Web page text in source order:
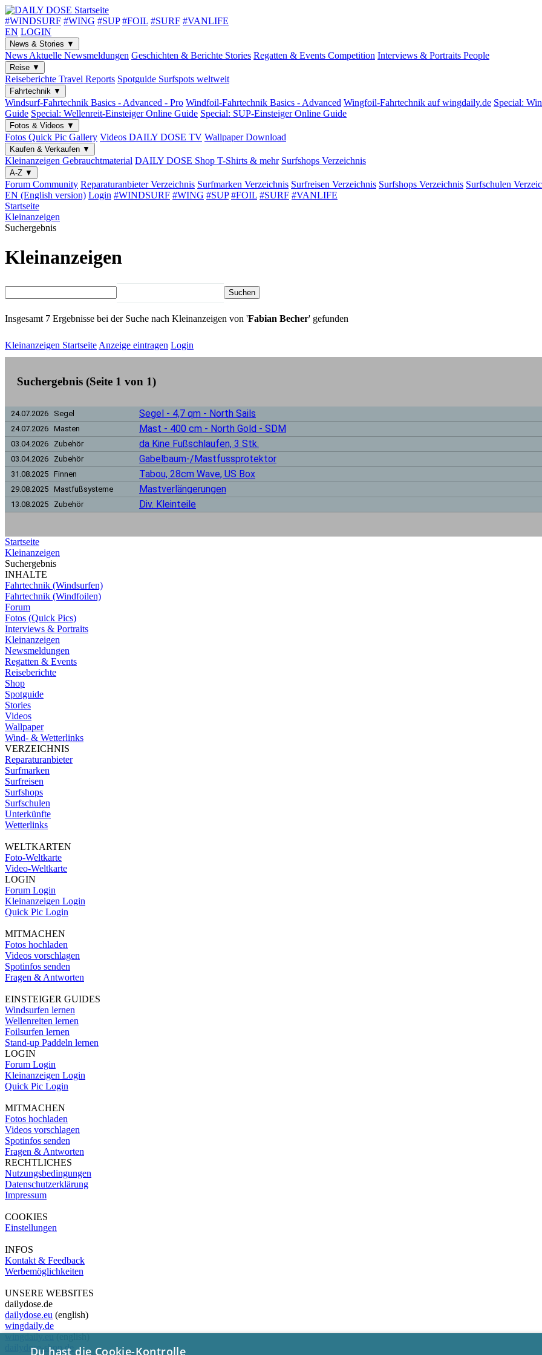
#WINDSURF #WING #SUP #FOIL #SURF #VANLIFE
EN LOGIN
News & Stories ▼
News Aktuelle Newsmeldungen Geschichten & Berichte Stories Regatten & Events Competition Interviews & Portraits People
Reise ▼
Reiseberichte Travel Reports Spotguide Surfspots weltweit
Fahrtechnik ▼
Windsurf-Fahrtechnik Basics - Advanced - Pro Windfoil-Fahrtechnik Basics - Advanced Wingfoil-Fahrtechnik auf wingdaily.de Special:
Guide Special: Wellenreit-EinsteigerOnline Guide Special: SUP-EinsteigerOnline Guide
Fotos & Videos ▼
Fotos Quick Pic Gallery Videos DAILY DOSE TV WallpaperDownload
Kaufen & Verkaufen ▼
Kleinanzeigen Gebrauchtmaterial DAILY DOSE Shop T-Shirts & mehr Surfshops Verzeichnis
A-Z ▼
Forum Community ReparaturanbieterVerzeichnis Surfmarken Verzeichnis Surfreisen Verzeichnis Surfshops Verzeichnis Surfschulen
EN (English version) Login #WINDSURF #WING #SUP #FOIL #SURF #VANLIFE
Startseite
Kleinanzeigen
Suchergebnis
Kleinanzeigen
Suchen
Insgesamt 7 Ergebnisse bei der Suche nach Kleinanzeigen von 'Fabian Becher' gefunden
Kleinanzeigen Startseite Anzeige eintragen Login
Suchergebnis (Seite 1 von 1)
24.07.2026 Segel Segel - 4,7 qm - North Sails
24.07.2026 Masten Mast - 400 cm - North Gold - SDM
03.04.2026 Zubehör da Kine Fußschlaufen, 3 Stk.
03.04.2026 Zubehör Gabelbaum-/Mastfussprotektor
31.08.2025 Finnen Tabou, 28cm Wave, US Box
29.08.2025 Mastfußsysteme Mastverlängerungen
13.08.2025 Zubehör Div. Kleinteile
Startseite
Kleinanzeigen
Suchergebnis
INHALTE
Fahrtechnik (Windsurfen)
Fahrtechnik (Windfoilen)
Forum
Fotos (Quick Pics)
Interviews & Portraits
Kleinanzeigen
Newsmeldungen
Regatten & Events
Reiseberichte
Shop
Spotguide
Stories
Videos
Wallpaper
Wind- & Wetterlinks
VERZEICHNIS
Reparaturanbieter
Surfmarken
Surfreisen
Surfshops
Surfschulen
Unterkünfte
Wetterlinks
WELTKARTEN
Foto-Weltkarte
Video-Weltkarte
LOGIN
Forum Login
Kleinanzeigen Login
Quick Pic Login
MITMACHEN
Fotos hochladen
Videos vorschlagen
Spotinfos senden
Fragen & Antworten
EINSTEIGER GUIDES
Windsurfen lernen
Wellenreiten lernen
Foilsurfen lernen
Stand-up Paddeln lernen
LOGIN
Forum Login
Kleinanzeigen Login
Quick Pic Login
MITMACHEN
Fotos hochladen
Videos vorschlagen
Spotinfos senden
Fragen & Antworten
RECHTLICHES
Nutzungsbedingungen
Datenschutzerklärung
Impressum
COOKIES
Einstellungen
INFOS
Kontakt & Feedback
Werbemöglichkeiten
UNSERE WEBSITES
dailydose.de
dailydose.eu (english)
wingdaily.de
wingdaily.eu(english)
dailydose-shop.de
Du hast die Cookie-Kontrolle